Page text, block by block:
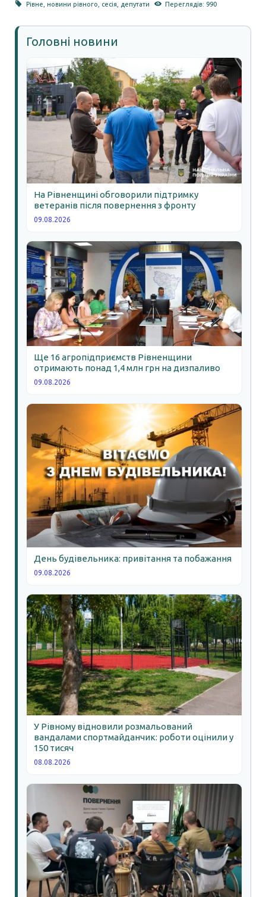
Рівне ,новини рівного сесія депутати Переглядів: 990
Головні новини
На Рівненщині обговорили підтримку
ветеранів після повернення з фронту
09.08.2026
Ще 16 агропідприємств Рівненщини
отримають понад 1,4 млн грн на дизпаливо
09.08.2026
День будівельника: привітання та побажання
09.08.2026
У Рівному відновили розмальований
вандалами спортмайданчик: роботи оцінили у
150 тисяч
08.08.2026